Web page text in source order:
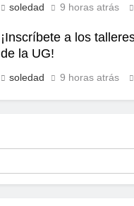
soledad 9 horas atrás
¡Inscríbete a los
de la UG!
soledad 9 horas atrás